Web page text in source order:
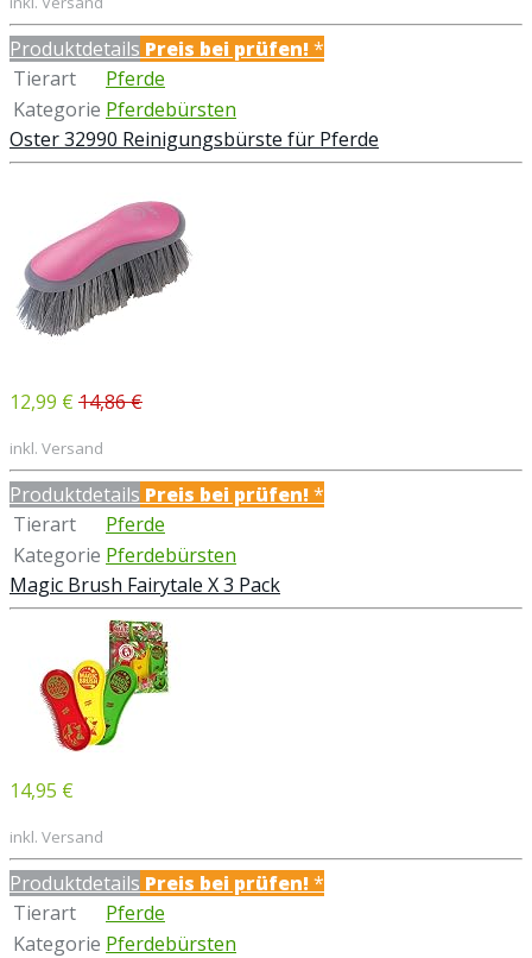
Produktdetails Preis bei prüfen!*
Tierart
Pferde
Kategorie Pferdebürsten
Oster 32990 Reinigungsbürste für Pferde
12,99 € 14,86 €
inkl. Versand
Produktdetails Preis bei prüfen!*
Tierart
Pferde
Kategorie Pferdebürsten
Magic Brush Fairytale X 3 Pack
14,95 €
inkl. Versand
Produktdetails Preis bei prüfen!*
Tierart
Pferde
Kategorie Pferdebürsten